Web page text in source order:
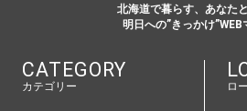
北海道で暮らす、あなたと
明日への”きっかけ”WEB
CATEGORY
カテゴリー ロ